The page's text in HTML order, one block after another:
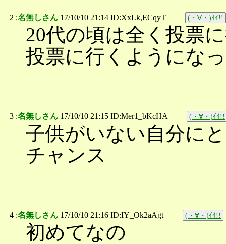
2 :名無しさん 17/10/10 21:14 ID:XxLk,ECqyT (・∀・)ｲｲ!!
20代の頃は全く投票
投票に行くようにな
3 :名無しさん 17/10/10 21:15 ID:Mer1_bKcHA (・∀・)ｲｲ!!
子供がいない自分に
チャンス
4 :名無しさん 17/10/10 21:16 ID:IY_Ok2aAgt (・∀・)ｲｲ!!
初めてなの